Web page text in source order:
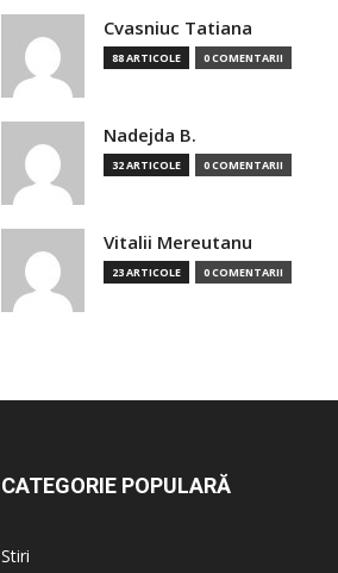
Cvasniuc Tatiana
88 ARTICOLE 0 COMENTARII
Nadejda B.
32 ARTICOLE 0 COMENTARII
Vitalii Mereutanu
23 ARTICOLE 0 COMENTARII
CATEGORIE POPULARĂ
Stiri